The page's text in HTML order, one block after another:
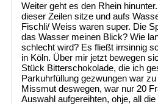
Weiter geht es den Rhein
dieser Zeilen sitze und aufs
Fischli/ Weiss waren super. Die
das Wasser meinen Blick? Wie
schlecht wird? Es fließt irrsinnig
in Köln. Über mir jetzt bewegen
Stück Bitterschokolade, die ich
Parkuhrfüllung gezwungen war
Missmut deswegen, war nur 20
Auswahl aufgereihten, ohje, all